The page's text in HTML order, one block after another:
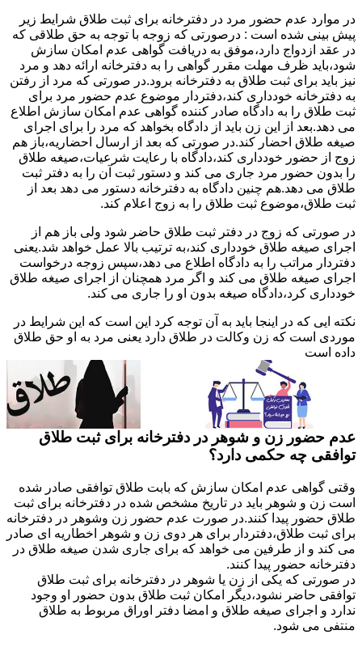
در موارد عدم حضور مرد در دفترخانه برای ثبت طلاق شرایط زیر
پیش بینی شده است : درصورتی که زوجه با توجه به حق طلاقی که
در عقد ازدواج دارد،موفق به دریافت گواهی عدم امکان سازش
شود،باید ظرف مهلت مقرر گواهی را به دفترخانه ارائه دهد و مرد
نیز باید برای ثبت طلاق به دفترخانه برود.در صورتی که مرد از رفتن
به دفترخانه خودداری کند،دفتردار موضوع عدم حضور مرد برای
ثبت طلاق را به دادگاه صادر کننده گواهی عدم امکان سازش اطلاع
می دهد.بعد از این زن باید از دادگاه بخواهد که مرد را برای اجرای
صیغه طلاق احضار کند.در صورتی که بعد از ارسال احضاریه،باز هم
زوج از حضور خودداری کند،دادگاه با رعایت شرعیات،صیغه طلاق
را بدون حضور مرد جاری می کند و دستور ثبت آن را به دفتر ثبت
طلاق می دهد.هم چنین دادگاه به دفترخانه دستور می دهد بعد از
ثبت طلاق،موضوع ثبت طلاق را به زوج اعلام کند.
در صورتی که زوج در دفتر ثبت طلاق حاضر شود ولی باز هم از
اجرای صیغه طلاق خودداری کند،به ترتیب بالا عمل خواهد شد.یعنی
دفتردار مراتب را به دادگاه اطلاع می دهد،سپس زوجه درخواست
اجرای صیغه طلاق می کند و اگر مرد همچنان از اجرای صیغه طلاق
خودداری کرد،دادگاه صیغه بدون او را جاری می کند.
نکته ایی که در اینجا باید به آن توجه کرد این است که این شرایط در
موردی است که زن وکالت در طلاق دارد یعنی مرد به او حق طلاق
داده است
عدم حضور زن و شوهر در دفترخانه برای ثبت طلاق
توافقی چه حکمی دارد؟
وقتی گواهی عدم امکان سازش که بابت طلاق توافقی صادر شده
است زن و شوهر باید در تاریخ مشخص شده در دفترخانه برای ثبت
طلاق حضور پیدا کنند.در صورت عدم حضور زن وشوهر در دفترخانه
برای ثبت طلاق،دفتردار برای هر دوی زن و شوهر اخطاریه ای صادر
می کند و از طرفین می خواهد که برای جاری شدن صیغه طلاق در
دفترخانه حضور پیدا کنند.
در صورتی که یکی از زن یا شوهر در دفترخانه برای ثبت طلاق
توافقی حاضر نشود،دیگر امکان ثبت طلاق بدون حضور او وجود
ندارد و اجرای صیغه طلاق و امضا دفتر اوراق مربوط به طلاق
منتفی می شود.